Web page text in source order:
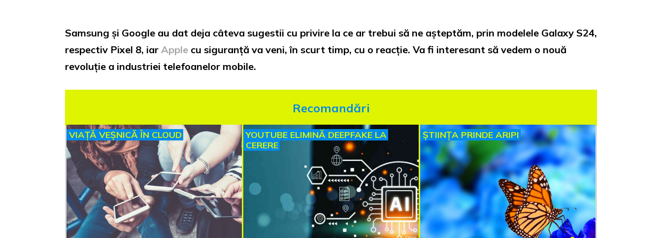
Samsung și Google au dat deja câteva sugestii cu privire la ce ar trebui să ne așteptăm, prin modelele Galaxy S24,
respectiv Pixel 8, iar Apple cu siguranță va veni, în scurt timp, cu o reacție. Va fi interesant să vedem o nouă
revoluție a industriei telefoanelor mobile.
Recomandări
VIAȚĂ VEȘNICĂ ÎN CLOUD
YOUTUBE ELIMINĂ DEEPFAKE LA
CERERE
ȘTIINȚA PRINDE ARIPI